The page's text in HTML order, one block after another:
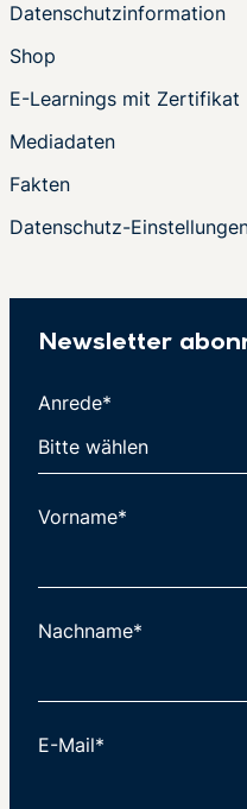
Datenschutzinformation
Shop
E-Learnings mit Zertifikat
Mediadaten
Fakten
Datenschutz-
Newsletter
Anrede*
Vorname*
Nachname*
E-Mail*